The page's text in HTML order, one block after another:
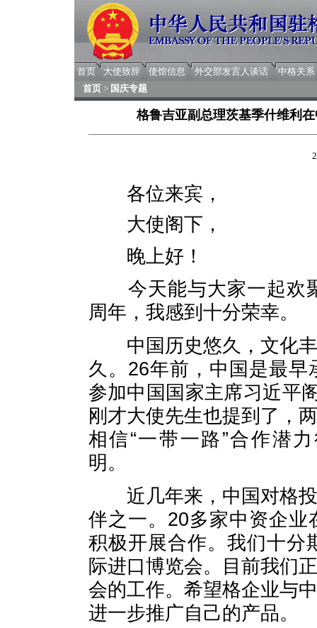
首页 大使致辞 使馆信息 外交部发言人谈话
中格关系
首页 > 国庆专题
格鲁吉亚副总理茨基季什维利
各位来宾，
大使阁下，
晚上好！
今天能与大家一起欢
周年，我感到十分荣幸。
中国历史悠久，文化
久。 26年前，中国是最早
参加中国国家主席习近平
刚才大使先生也提到了，
相信“一带一路”合作潜
明。
近几年来，中国对格
伴之一。 20多家中资企业
积极开展合作。我们十分
际进口博览会。目前我们
会的工作。希望格企业与
进一步推广自己的产品。